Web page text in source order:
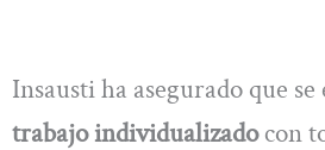
Insausti ha asegurado que
trabajo individualizadocon